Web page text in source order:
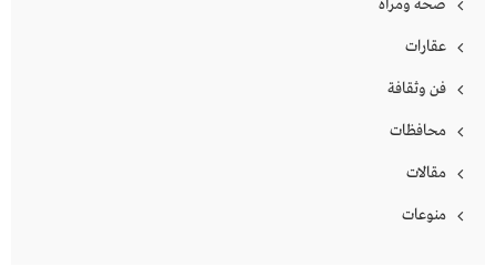
صحة ومرأة
عقارات
فن وثقافة
محافظات
مقالات
منوعات